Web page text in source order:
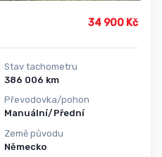
34 900 Kč
Stav tachometru
386 006 km
Převodovka/pohon
Manuální/Přední
Země původu
Německo